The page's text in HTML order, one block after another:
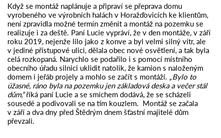
Když se montáž naplánuje a připraví se přeprava domu
vyrobeného ve výrobních halách v Horažďovicích ke klientům,
není zpravidla možné termín změnit a montáž na pozemku se
realizuje i za deště. Paní Lucie vypráví, že v den montáže, v září
roku 2019, nejenže lilo jako z konve a byl velmi silný vítr, ale
v jediné přístupové ulici, dělala obec nové osvětlení, a tak byla
celá rozkopaná. Narychlo se podařilo i s pomocí místního
obecního úřadu silnici uklidit natolik, že kamion s naloženým
domem i jeřáb projely a mohlo se začít s montáží. „Bylo to
úžasné, ráno byla na pozemku jen základová deska a večer stál
dům,“říká paní Lucie a se smíchem dodává, že se scházeli
sousedé a podivovali se na tím kouzlem. Montáž se začala
v září a dva dny před Štědrým dnem šťastní majitelé dům
převzali.